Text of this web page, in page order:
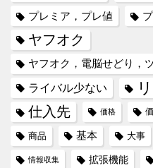
プレミア，プレ値
ヤフオク
ヤフオク，電脳せどり，
ライバル少ない
仕入先 価格
商品 基本 大事
情報収集 拡張機能